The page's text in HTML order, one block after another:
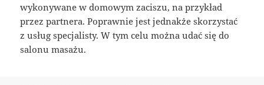
wykonywane w domowym zaciszu, na przykład
przez partnera. Poprawnie jest jednakże skorzystać
z usług specjalisty. W tym celu można udać się do
salonu masażu.